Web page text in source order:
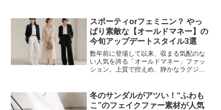
外ではナードコア的なスタイルはいくつ
かに分岐、細分化され、さま...
スポーティorフェミニン？ やっ
ぱり素敵な【オールドマネー】の
今旬アップデートスタイル3選
数年前に登場して以来、収まる気配のな
い人気を誇る「オールドマネー」ファッ
ション。上質で控えめ、静かなラグジュ
す。そのオールドマネーも時とともに磨
かれ、アップデートされて...
冬のサンダルがアツい！“ふわも
こ”のフェイクファー素材が人気